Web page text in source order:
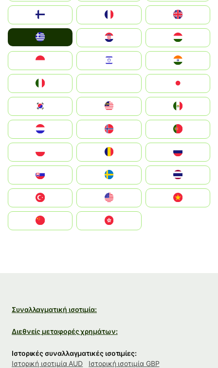
United Kingdom
Magyarország
South Korea
United States
中國香港特別行政區
Συναλλαγματική ισοτιμία:
Διεθνείς μεταφορές χρημάτων:
Ιστορικές συναλλαγματικές ισοτιμίες:
Ιστορική ισοτιμία AUD
Ιστορική ισοτιμία GBP